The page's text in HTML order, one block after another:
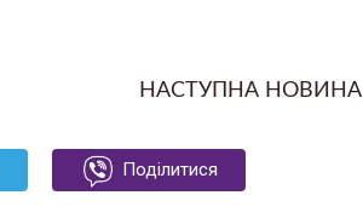
НАСТУПНА НОВИНА
Поділитися